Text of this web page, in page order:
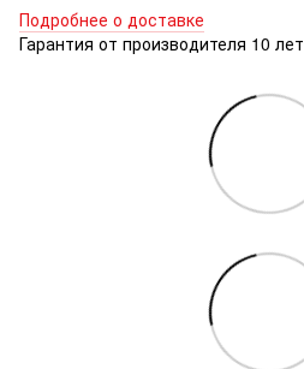
Подробнее о доставке
Гарантия от производителя 10 лет